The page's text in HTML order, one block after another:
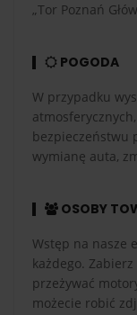
„Tor Poznań
POGODA
W przypadku
bezpieczeństwu
wymianę auta,
OSOBY
Wstęp na nasze
każdego.
przeżywać
możecie robić